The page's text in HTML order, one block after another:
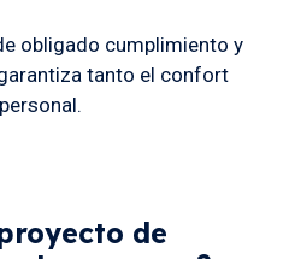
obligado cumplimiento y
tanto el confort
de